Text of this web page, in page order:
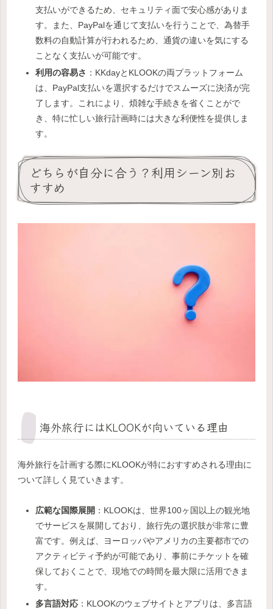
支払いができるため、セキュリティ面で安心感がありま
す。また、PayPalを通じて支払いを行うことで、為替手
数料の自動計算が行われるため、通貨の違いを気にする
ことなく支払いが可能です。
利用の容易さ ：KKdayとKLOOKの両プラットフォーム
は、PayPal支払いを選択するだけでスムーズに決済が完
了します。これにより、煩雑な手続きを省くことがで
き、特に忙しい旅行計画時には大きな利便性を提供しま
す。
どちらが自分に合う？利用シーン別お
すすめ
海外旅行にはKLOOKが向いている理由
海外旅行を計画する際にKLOOKが特におすすめされる理由に
ついて詳しく見ていきます。
広範な国際展開 ：KLOOKは、世界100ヶ国以上の観光地
でサービスを展開しており、旅行先の選択肢が非常に豊
富です。例えば、ヨーロッパやアメリカの主要都市での
アクティビティ予約が可能であり、事前にチケットを確
保しておくことで、現地での時間を最大限に活用できま
す。
多言語対応：KLOOKのウェブサイトとアプリは、多言語